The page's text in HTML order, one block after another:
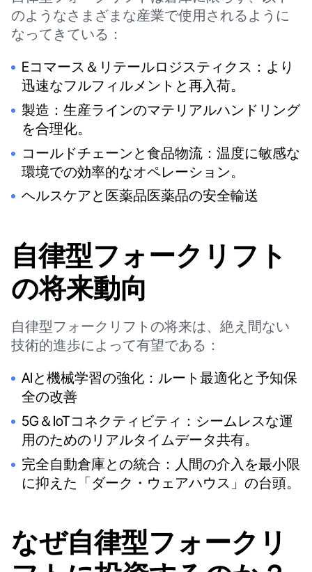
のようなさまざまな産業で使用されるように
なってきている：
Eコマース＆リテールロジスティクス：より
迅速なフルフィルメントと再入荷。
製造：生産ラインのマテリアルハンドリング
を合理化。
コールドチェーンと食品物流：温度に敏感な
環境での効率的なオペレーション。
ヘルスケアと医薬品医薬品の安全輸送
自律型フォークリフト
の将来動向
自律型フォークリフトの将来は、絶え間ない
技術的進歩によって有望である：
AIと機械学習の強化：ルート最適化と予知保
全の改善
5G＆IoTコネクティビティ：シームレスな運
用のためのリアルタイムデータ共有。
完全自動倉庫との統合：人間の介入を最小限
に抑えた「ダーク・ウェアハウス」の台頭。
なぜ自律型フォークリ